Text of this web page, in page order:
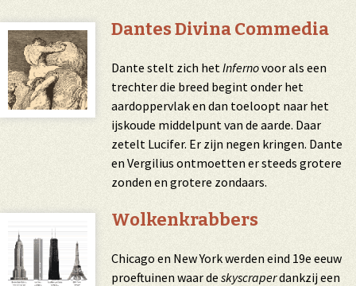
Dantes Divina Commedia
Dante stelt zich hetInfernovoor als een
trechter die breed begint onder het
aardoppervlak en dan toeloopt naar het
ijskoude middelpunt van de aarde. Daar
zetelt Lucifer. Er zijn negen kringen. Dante
en Vergilius ontmoetten er steeds grotere
zonden en grotere zondaars.
Wolkenkrabbers
Chicago en New York werden eind 19e eeuw
proeftuinen waar de skyscraperdankzij een